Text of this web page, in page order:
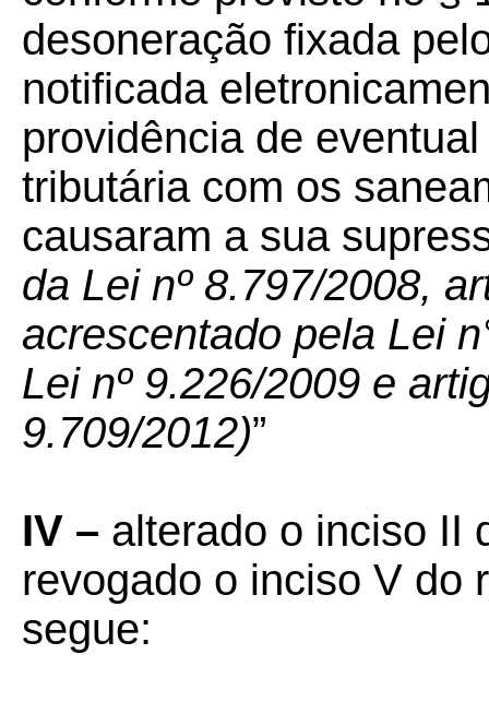
desoneração fixada
notificada
providência de
tributária com os
causaram a sua
da Lei nº 8.797/2008,
acrescentado pela Lei
Lei nº 9.226/2009 e
9.709/2012)”
IV – alterado o inciso II
revogado o inciso V do
segue: